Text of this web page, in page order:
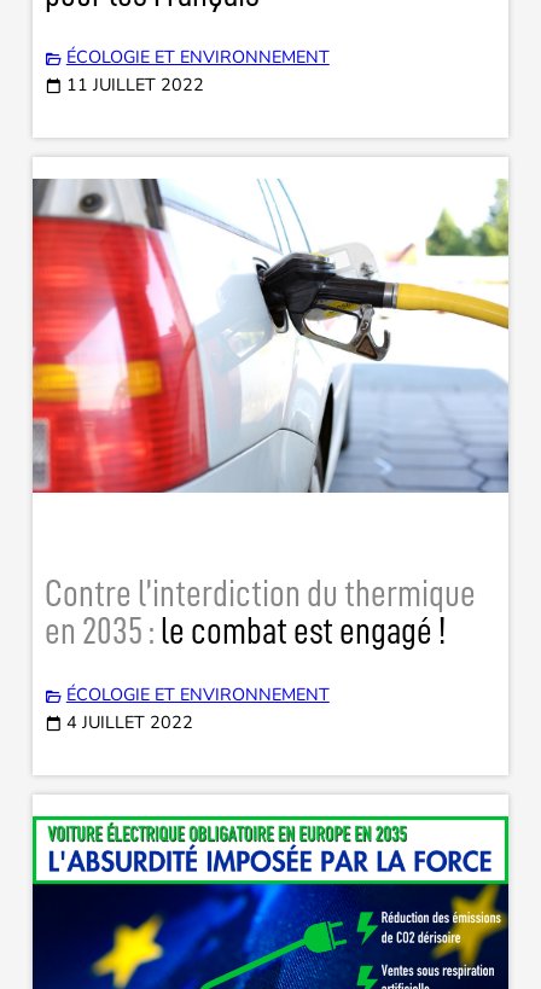
ÉCOLOGIE ET ENVIRONNEMENT
11 JUILLET 2022
Contre l’interdiction du thermique
en 2035 : le combat est engagé !
ÉCOLOGIE ET ENVIRONNEMENT
4 JUILLET 2022